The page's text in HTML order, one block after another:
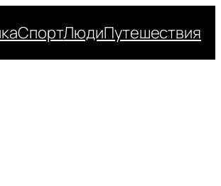
СпортЛюдиПутешествия